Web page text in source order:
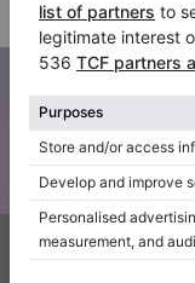
Iscriviti
Tenetevi